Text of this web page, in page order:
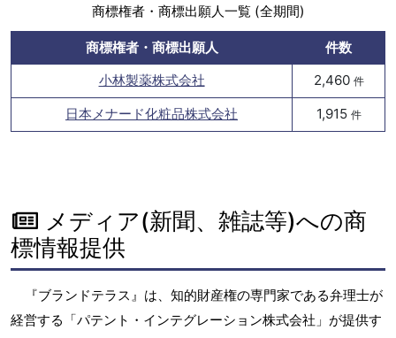
商標権者・商標出願人一覧 (全期間)
商標権者・商標出願人
件数
小林製薬株式会社
2,460 件
日本メナード化粧品株式会社 1,915 件
メディア(新聞、雑誌等)への商
標情報提供
『ブランドテラス』は、知的財産権の専門家である弁理士が
経営する「パテント・インテグレーション株式会社」が提供す